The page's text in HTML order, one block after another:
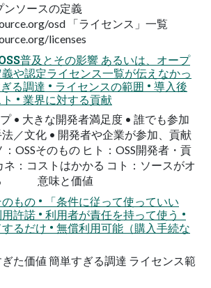
ンソースの定義
osd 「ライセンス」一覧
licenses
普及とその影響 あるいは、オープ
や認定ライセンス一覧が伝えなかっ
る調達 • ライセンスの範囲 • 導入後
• 業界に対する貢献
• 大きな開発者満足度 • 誰でも参加
／文化 • 開発者や企業が参加、貢献
OSSそのもの ヒト：OSS開発者・貢
ネ：コストはかかる コト：ソースがオ
る 意味と価値
もの • 「条件に従って使っていい
許諾 • 利用者が責任を持って使う •
るだけ • 無償利用可能（購入手続な
た価値 簡単すぎる調達 ライセンス範